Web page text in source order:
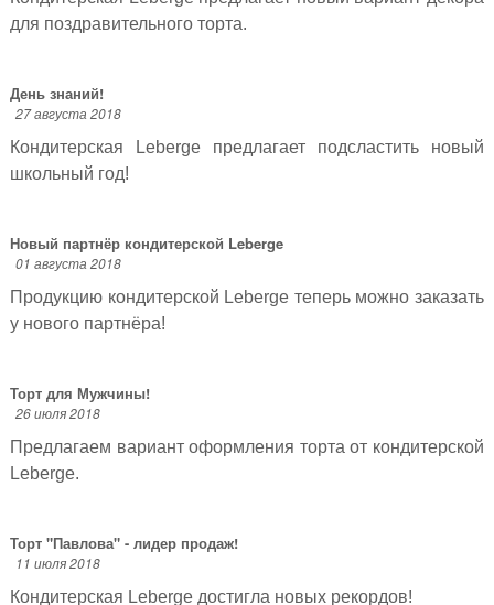
для поздравительного торта.
День знаний!
27 августа 2018
Кондитерская Leberge предлагает подсластить новый
школьный год!
Новый партнёр кондитерской Leberge
01 августа 2018
Продукцию кондитерской Leberge теперь можно заказать
у нового партнёра!
Торт для Мужчины!
26 июля 2018
Предлагаем вариант оформления торта от кондитерской
Leberge.
Торт "Павлова" - лидер продаж!
11 июля 2018
Кондитерская Leberge достигла новых рекордов!